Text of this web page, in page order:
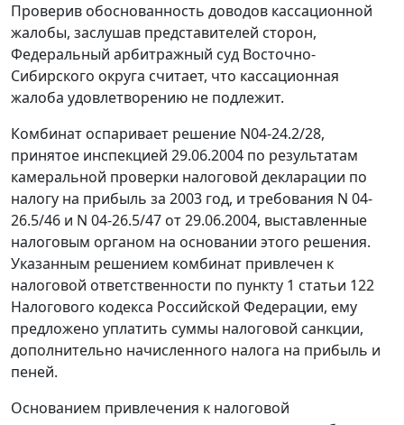
Проверив обоснованность доводов кассационной
жалобы, заслушав представителей сторон,
Федеральный арбитражный суд Восточно-
Сибирского округа считает, что кассационная
жалоба удовлетворению не подлежит.
Комбинат оспаривает решение N04-24.2/28,
принятое инспекцией 29.06.2004 по результатам
камеральной проверки налоговой декларации по
налогу на прибыль за 2003 год, и требования N 04-
26.5/46 и N 04-26.5/47 от 29.06.2004, выставленные
налоговым органом на основании этого решения.
Указанным решением комбинат привлечен к
налоговой ответственности по пункту 1 статьи 122
Налогового кодекса Российской Федерации, ему
предложено уплатить суммы налоговой санкции,
дополнительно начисленного налога на прибыль и
пеней.
Основанием привлечения к налоговой